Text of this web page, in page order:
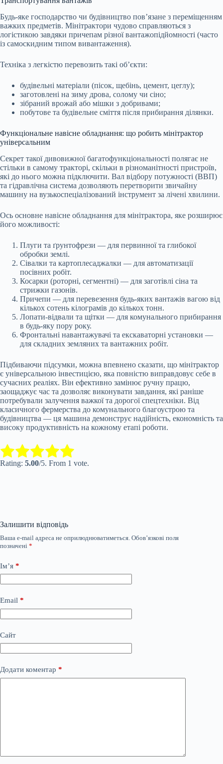
Будь-яке господарство чи будівництво пов’язане з переміщенням
важких предметів. Мінітрактори чудово справляються з
логістикою завдяки причепам різної вантажопідйомності (часто
із самоскидним типом вивантаження).
Техніка з легкістю перевозить такі об’єкти:
будівельні матеріали (пісок, щебінь, цемент, цеглу);
заготовлені на зиму дрова, солому чи сіно;
зібраний врожай або мішки з добривами;
побутове та будівельне сміття після прибирання ділянки.
Функціональне навісне обладнання: що робить мінітрактор
універсальним
Секрет такої дивовижної багатофункціональності полягає не
стільки в самому тракторі, скільки в різноманітності пристроїв,
які до нього можна підключити. Вал відбору потужності (ВВП)
та гідравлічна система дозволяють перетворити звичайну
машину на вузькоспеціалізований інструмент за лічені хвилини.
Ось основне навісне обладнання для мінітрактора, яке розширює
його можливості:
Плуги та ґрунтофрези — для первинної та глибокої
обробки землі.
Сівалки та картоплесаджалки — для автоматизації
посівних робіт.
Косарки (роторні, сегментні) — для заготівлі сіна та
стрижки газонів.
Причепи — для перевезення будь-яких вантажів вагою від
кількох сотень кілограмів до кількох тонн.
Лопати-відвали та щітки — для комунального прибирання
в будь-яку пору року.
Фронтальні навантажувачі та екскаваторні установки —
для складних земляних та вантажних робіт.
Підбиваючи підсумки, можна впевнено сказати, що мінітрактор
є універсальною інвестицією, яка повністю виправдовує себе в
сучасних реаліях. Він ефективно замінює ручну працю,
заощаджує час та дозволяє виконувати завдання, які раніше
потребували залучення важкої та дорогої спецтехніки. Від
класичного фермерства до комунального благоустрою та
будівництва — ця машина демонструє надійність, економність та
високу продуктивність на кожному етапі роботи.
Rate this item:
Rating: 5.00/5. From 1 vote.
Залишити відповідь
Ваша e-mail адреса не оприлюднюватиметься. Обов’язкові поля
позначені *
Ім’я *
Email *
Сайт
Додати коментар *